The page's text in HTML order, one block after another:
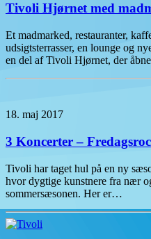
Tivoli Hjørnet med
Et madmarked, restauranter,
udsigtsterrasser, en lounge og
en del af Tivoli Hjørnet, der
18. maj 2017
3 Koncerter –
Tivoli har taget hul på en ny
hvor dygtige kunstnere fra nær
sommersæsonen. Her er…